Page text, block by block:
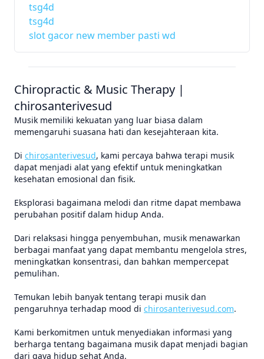
tsg4d
tsg4d
slot gacor new member pasti wd
Chiropractic & Music Therapy |
chirosanterivesud
Musik memiliki kekuatan yang luar biasa dalam
memengaruhi suasana hati dan kesejahteraan kita.
Di chirosanterivesud, kami percaya bahwa terapi musik
dapat menjadi alat yang efektif untuk meningkatkan
kesehatan emosional dan fisik.
Eksplorasi bagaimana melodi dan ritme dapat membawa
perubahan positif dalam hidup Anda.
Dari relaksasi hingga penyembuhan, musik menawarkan
berbagai manfaat yang dapat membantu mengelola stres,
meningkatkan konsentrasi, dan bahkan mempercepat
pemulihan.
Temukan lebih banyak tentang terapi musik dan
pengaruhnya terhadap mood di chirosanterivesud.com.
Kami berkomitmen untuk menyediakan informasi yang
berharga tentang bagaimana musik dapat menjadi bagian
dari gaya hidup sehat Anda.